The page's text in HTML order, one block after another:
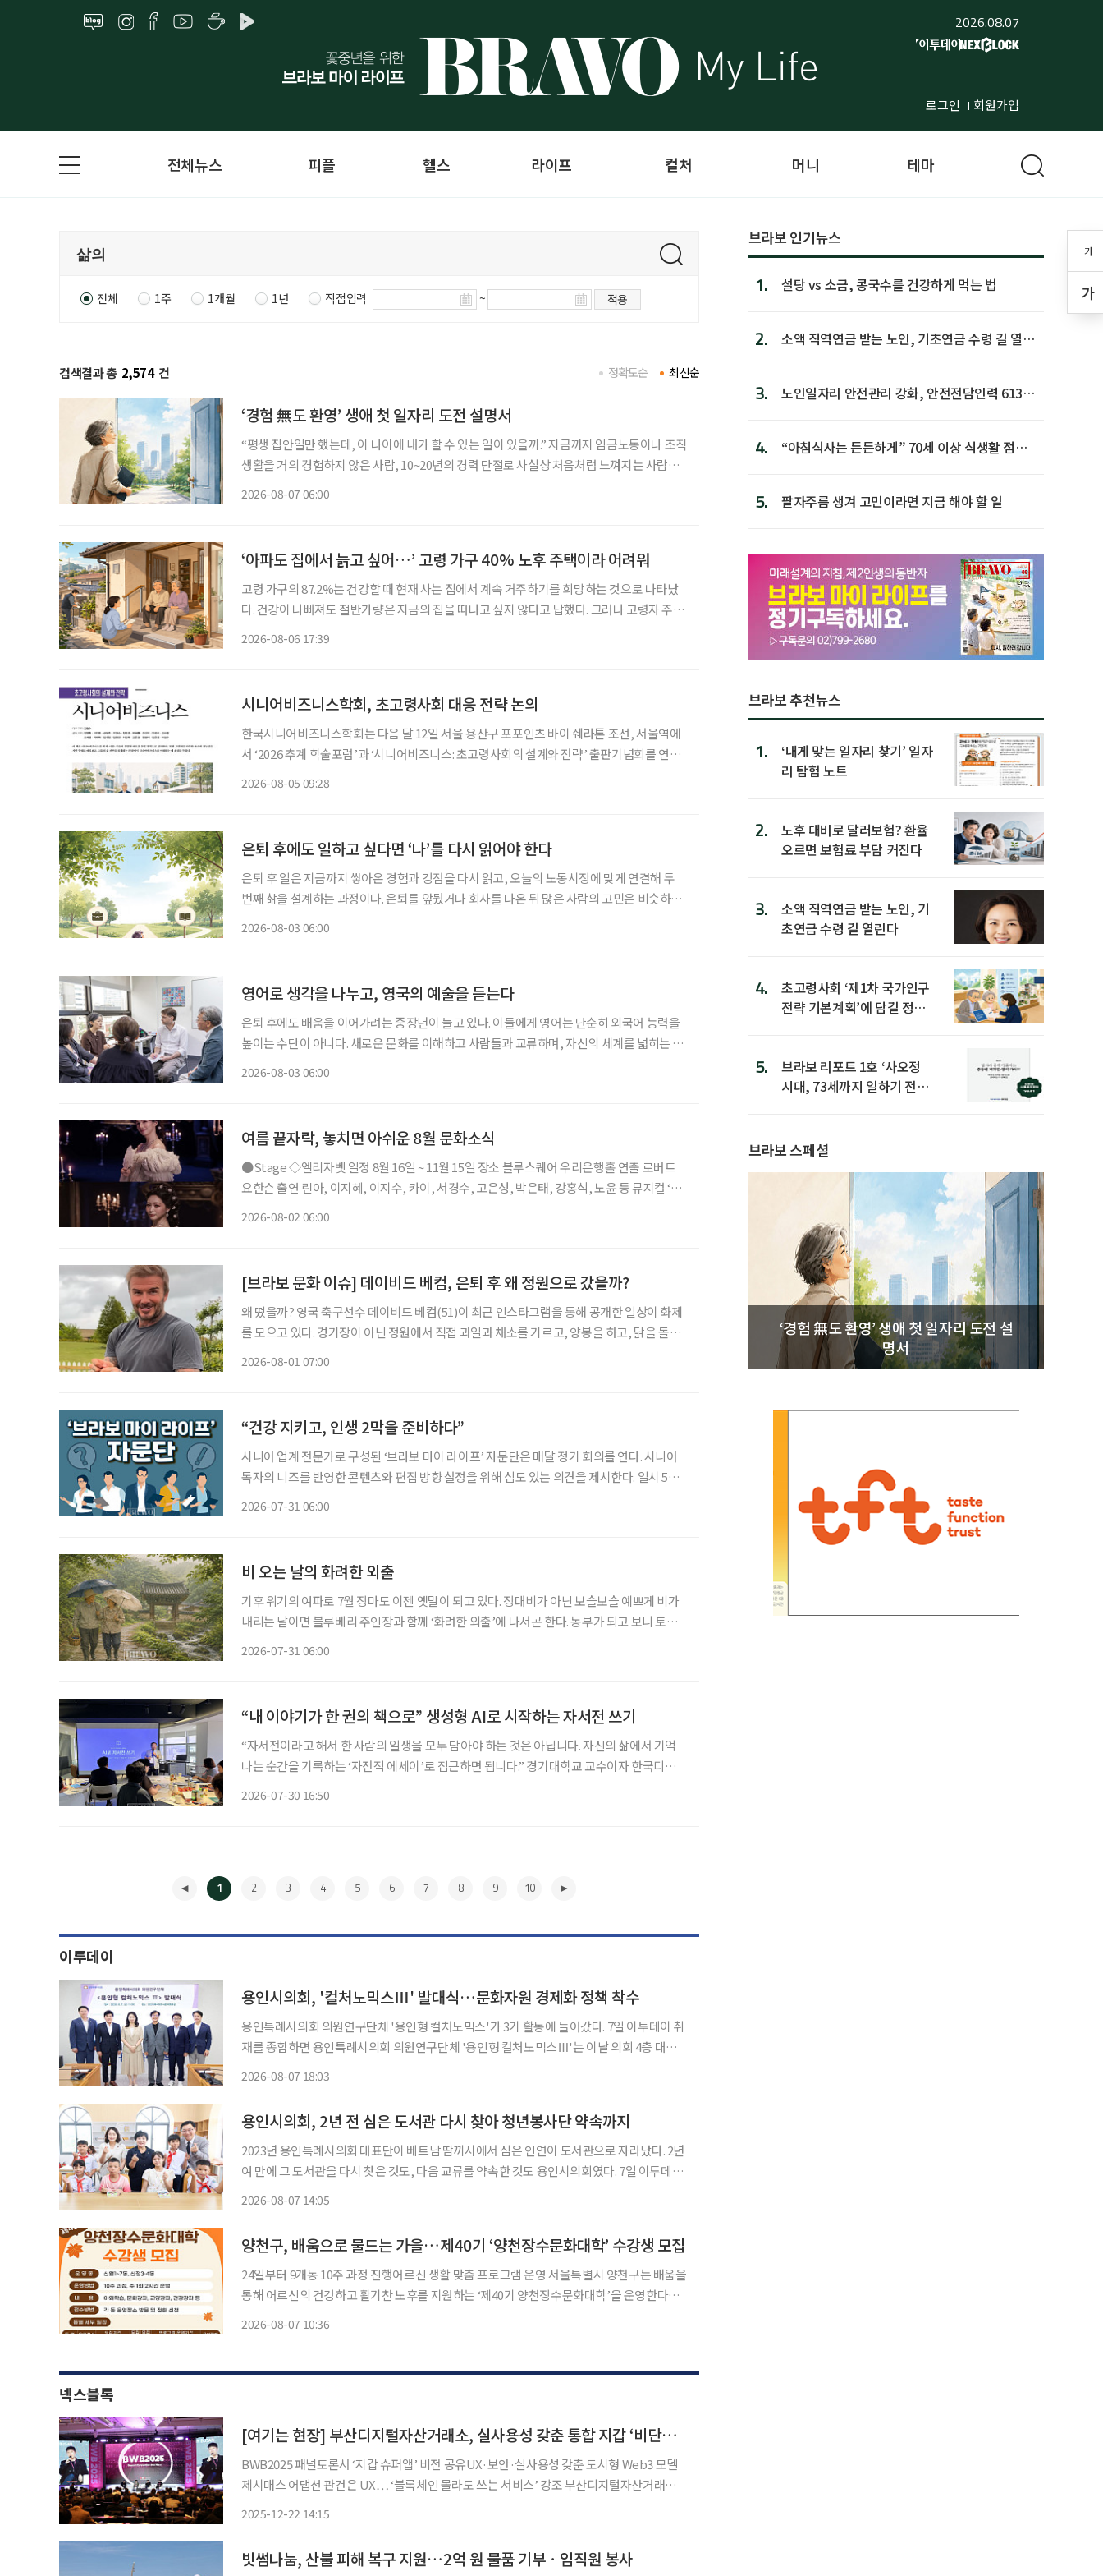
2026.08.07
로그인 회원가입
가
가
전체뉴스 피플 헬스 라이프 컬처 머니 테마
전체 1주 1개월 1년 직접입력 ~ 적용
검색결과 총 2,574 건 최신순
정확도순
‘경험 無도 환영’ 생애 첫 일자리 도전 설명서
“평생 집안일만 했는데, 이 나이에 내가 할 수 있는 일이 있을까.” 지금까지 임금노동이나 조직
생활을 거의 경험하지 않은 사람, 10~20년의 경력 단절로 사실상 처음처럼 느껴지는 사람은
2026-08-07 06:00
‘아파도 집에서 늙고 싶어…’ 고령 가구 40% 노후 주택이라 어려워
고령 가구의 87.2%는 건강할 때 현재 사는 집에서 계속 거주하기를 희망하는 것으로 나타났
다. 건강이 나빠져도 절반가량은 지금의 집을 떠나고 싶지 않다고 답했다. 그러나 고령자 주거
2026-08-06 17:39
시니어비즈니스학회, 초고령사회 대응 전략 논의
한국시니어비즈니스학회는 다음 달 12일 서울 용산구 포포인츠 바이 쉐라톤 조선, 서울역에
서 ‘2026 추계 학술포럼’과 ‘시니어비즈니스: 초고령사회의 설계와 전략’ 출판기념회를 연다
2026-08-05 09:28
은퇴 후에도 일하고 싶다면 ‘나’를 다시 읽어야 한다
은퇴 후 일은 지금까지 쌓아온 경험과 강점을 다시 읽고, 오늘의 노동시장에 맞게 연결해 두
번째 삶을 설계하는 과정이다. 은퇴를 앞뒀거나 회사를 나온 뒤 많은 사람의 고민은 비슷하다.
2026-08-03 06:00
영어로 생각을 나누고, 영국의 예술을 듣는다
은퇴 후에도 배움을 이어가려는 중장년이 늘고 있다. 이들에게 영어는 단순히 외국어 능력을
높이는 수단이 아니다. 새로운 문화를 이해하고 사람들과 교류하며, 자신의 세계를 넓히는 평
2026-08-03 06:00
여름 끝자락, 놓치면 아쉬운 8월 문화소식
●Stage ◇엘리자벳 일정 8월 16일 ~ 11월 15일 장소 블루스퀘어 우리은행홀 연출 로버트
요한슨 출연 린아, 이지혜, 이지수, 카이, 서경수, 고은성, 박은태, 강홍석, 노윤 등 뮤지컬 ‘엘
2026-08-02 06:00
[브라보 문화 이슈] 데이비드 베컴, 은퇴 후 왜 정원으로 갔을까?
왜 떴을까? 영국 축구선수 데이비드 베컴(51)이 최근 인스타그램을 통해 공개한 일상이 화제
를 모으고 있다. 경기장이 아닌 정원에서 직접 과일과 채소를 기르고, 양봉을 하고, 닭을 돌보
2026-08-01 07:00
“건강 지키고, 인생 2막을 준비하다”
시니어 업계 전문가로 구성된 ‘브라보 마이 라이프’ 자문단은 매달 정기 회의를 연다. 시니어
독자의 니즈를 반영한 콘텐츠와 편집 방향 설정을 위해 심도 있는 의견을 제시한다. 일시 5월
2026-07-31 06:00
비 오는 날의 화려한 외출
기후 위기의 여파로 7월 장마도 이젠 옛말이 되고 있다. 장대비가 아닌 보슬보슬 예쁘게 비가
내리는 날이면 블루베리 주인장과 함께 ‘화려한 외출’에 나서곤 한다. 농부가 되고 보니 토요
2026-07-31 06:00
“내 이야기가 한 권의 책으로” 생성형 AI로 시작하는 자서전 쓰기
“자서전이라고 해서 한 사람의 일생을 모두 담아야 하는 것은 아닙니다. 자신의 삶에서 기억
나는 순간을 기록하는 ‘자전적 에세이’로 접근하면 됩니다.” 경기대학교 교수이자 한국디지털
2026-07-30 16:50
1 2 3 4 5 6 7 8 9 10
이투데이
용인시의회, '컬처노믹스Ⅲ' 발대식…문화자원 경제화 정책 착수
용인특례시의회 의원연구단체 '용인형 컬처노믹스'가 3기 활동에 들어갔다. 7일 이투데이 취
재를 종합하면 용인특례시의회 의원연구단체 '용인형 컬처노믹스Ⅲ'는 이날 의회 4층 대회
2026-08-07 18:03
용인시의회, 2년 전 심은 도서관 다시 찾아 청년봉사단 약속까지
2023년 용인특례시의회 대표단이 베트남 땀끼시에서 심은 인연이 도서관으로 자라났다. 2년
여 만에 그 도서관을 다시 찾은 것도, 다음 교류를 약속한 것도 용인시의회였다. 7일 이투데이
2026-08-07 14:05
양천구, 배움으로 물드는 가을…제40기 ‘양천장수문화대학’ 수강생 모집
24일부터 9개동 10주 과정 진행어르신 생활 맞춤 프로그램 운영 서울특별시 양천구는 배움을
통해 어르신의 건강하고 활기찬 노후를 지원하는 ‘제40기 양천장수문화대학’을 운영한다고
2026-08-07 10:36
넥스블록
[여기는 현장] 부산디지털자산거래소, 실사용성 갖춘 통합 지갑 ‘비단주머니’ 공개
BWB2025 패널토론서 ‘지갑 슈퍼앱’ 비전 공유UX·보안·실사용성 갖춘 도시형 Web3 모델
제시매스 어댑션 관건은 UX… ‘블록체인 몰라도 쓰는 서비스’ 강조 부산디지털자산거래소
2025-12-22 14:15
빗썸나눔, 산불 피해 복구 지원…2억 원 물품 기부ㆍ임직원 봉사
브라보 인기뉴스
1. 설탕 vs 소금, 콩국수를 건강하게 먹는 법
2.
소액 직역연금 받는 노인, 기초연금 수령 길 열린
3.
노인일자리 안전관리 강화, 안전전담인력 613명
4.
“아침식사는 든든하게” 70세 이상 식생활 점수
5. 팔자주름 생겨 고민이라면 지금 해야 할 일
브라보 추천뉴스
1.
‘내게 맞는 일자리 찾기’ 일자
리 탐험 노트
2.
노후 대비로 달러보험? 환율
오르면 보험료 부담 커진다
3.
소액 직역연금 받는 노인, 기
초연금 수령 길 열린다
4.
초고령사회 ‘제1차 국가인구
전략 기본계획’에 담길 정책
5.
브라보 리포트 1호 ‘사오정
시대, 73세까지 일하기 전략’
브라보 스페셜
‘경험 無도 환영’ 생애 첫 일자리 도전 설
명서